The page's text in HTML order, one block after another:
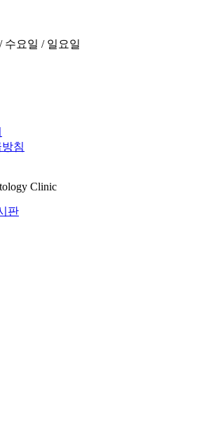
수요일 / 일요일
침
Clinic
판